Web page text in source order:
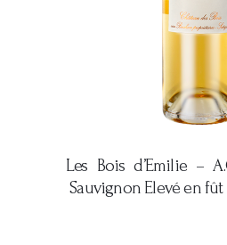
Les Bois d’Emilie –
Sauvignon Elevé en